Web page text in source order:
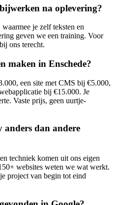
na oplevering?
je zelf teksten en
geven we een training. Voor
ons terecht.
maken in Enschede?
een site met CMS bij €5.000,
bij €15.000. Je
Vaste prijs, geen uurtje-
anders dan andere
techniek komen uit ons eigen
websites weten we wat werkt.
project van begin tot eind